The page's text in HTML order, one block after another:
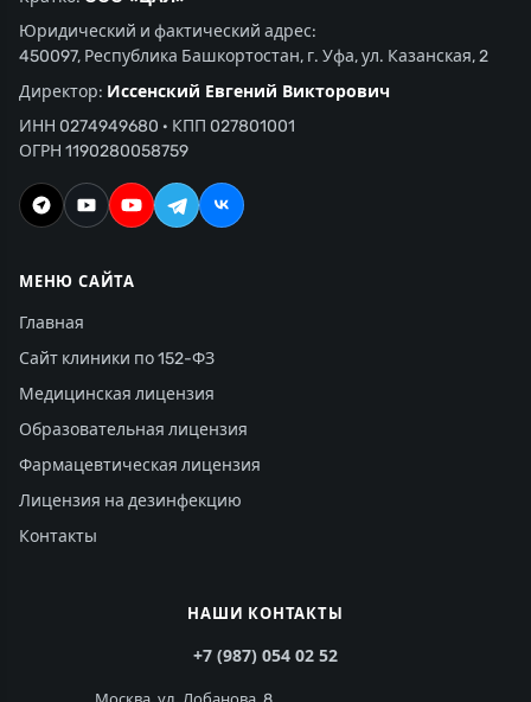
Юридический и фактический адрес:
450097, Республика Башкортостан, г. Уфа, ул. Казанская, 2
Директор: Иссенский Евгений Викторович
ИНН 0274949680 · КПП 027801001
ОГРН 1190280058759
МЕНЮ САЙТА
Главная
Сайт клиники по 152-ФЗ
Медицинская лицензия
Образовательная лицензия
Фармацевтическая лицензия
Лицензия на дезинфекцию
Контакты
НАШИ КОНТАКТЫ
+7 (987) 054 02 52